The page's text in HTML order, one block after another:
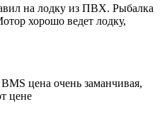
на лодку из ПВХ. Рыбалка
хорошо ведет лодку,
цена очень заманчивая,
цене